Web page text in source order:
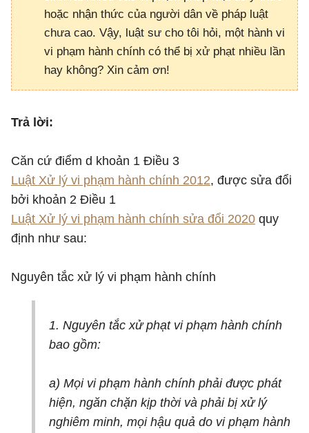
hoặc nhận thức của người dân về pháp luật
chưa cao. Vậy, luật sư cho tôi hỏi, một hành vi
vi phạm hành chính có thể bị xử phạt nhiều lần
hay không? Xin cảm ơn!
Trả lời:
Căn cứ điểm d khoản 1 Điều 3
Luật Xử lý vi phạm hành chính 2012, được sửa đổi
bởi khoản 2 Điều 1
Luật Xử lý vi phạm hành chính sửa đổi 2020 quy
định như sau:
Nguyên tắc xử lý vi phạm hành chính
1. Nguyên tắc xử phạt vi phạm hành chính
bao gồm:
a) Mọi vi phạm hành chính phải được phát
hiện, ngăn chặn kịp thời và phải bị xử lý
nghiêm minh, mọi hậu quả do vi phạm hành